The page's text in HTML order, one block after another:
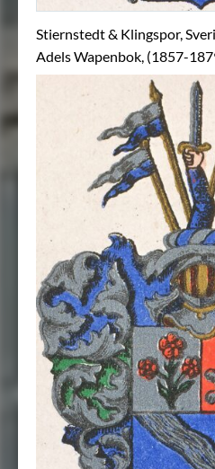
Stiernstedt & Klingspor,
Adels Wapenbok, (1857-